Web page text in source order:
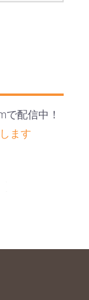
で配信中！
ます